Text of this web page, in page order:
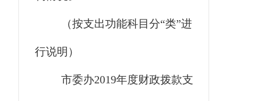
（按支出功能科目分“类”进
行说明）
市委办2019年度财政拨款支